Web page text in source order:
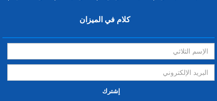
كلام في الميزان
إشترك